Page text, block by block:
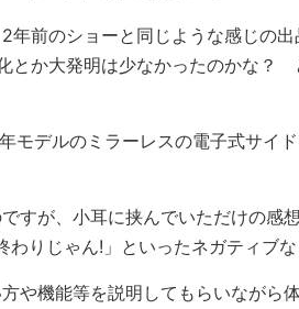
前のショーと同じような感じの出
とか大発明は少なかったのかな？
デルのミラーレスの電子式サイ
すが、小耳に挟んでいただけの感
りじゃん!」といったネガティブな
や機能等を説明してもらいながら